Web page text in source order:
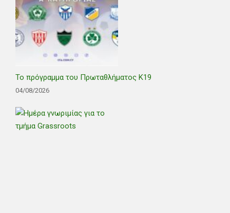
Το πρόγραμμα του Πρωταθλήματος Κ19
04/08/2026